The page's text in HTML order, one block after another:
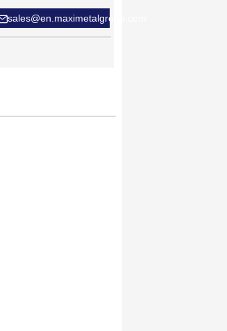
sales@en.maximetalgroup.com